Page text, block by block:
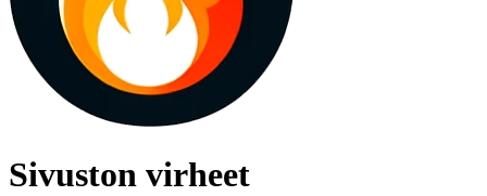
Sivuston virheet